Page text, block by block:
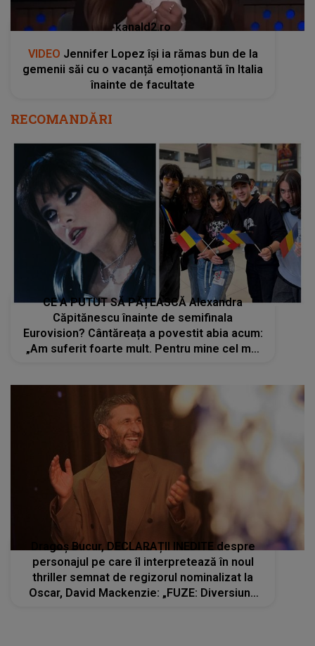
kanald2.ro
VIDEO Jennifer Lopez își ia rămas bun de la
gemenii săi cu o vacanță emoționantă în Italia
înainte de facultate
RECOMANDĂRI
CE A PUTUT SĂ PĂȚEASCĂ Alexandra
Căpitănescu înainte de semifinala
Eurovision? Cântăreața a povestit abia acum:
„Am suferit foarte mult. Pentru mine cel mai
Dragoș Bucur, DECLARAȚII INEDITE despre
personajul pe care îl interpretează în noul
thriller semnat de regizorul nominalizat la
Oscar, David Mackenzie: „FUZE: Diversiune